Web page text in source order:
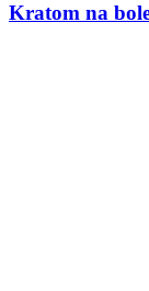
Kratom na